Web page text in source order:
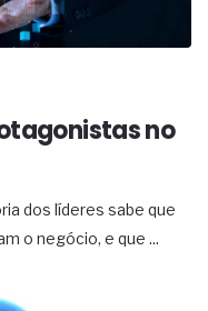
no
dos líderes sabe que
o negócio, e que ...